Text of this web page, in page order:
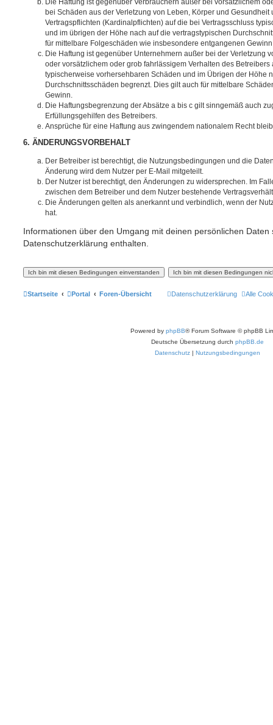
bei Schäden aus der Verletzung von Leben, Körper und
Vertragspflichten (Kardinalpflichten) auf die bei Vertragsschluss
und im übrigen der Höhe nach auf die vertragstypischen
für mittelbare Folgeschäden wie insbesondere entgangenen
Die Haftung ist gegenüber Unternehmern außer bei der Verletzung
oder vorsätzlichem oder grob fahrlässigem Verhalten des Betreibers
typischerweise vorhersehbaren Schäden und im Übrigen der Höhe
Durchschnittsschäden begrenzt. Dies gilt auch für mittelbare
Gewinn.
Die Haftungsbegrenzung der Absätze a bis c gilt sinngemäß auch
Erfüllungsgehilfen des Betreibers.
Ansprüche für eine Haftung aus zwingendem nationalem Recht
6. ÄNDERUNGSVORBEHALT
Der Betreiber ist berechtigt, die Nutzungsbedingungen und die
Änderung wird dem Nutzer per E-Mail mitgeteilt.
Der Nutzer ist berechtigt, den Änderungen zu widersprechen. Im
zwischen dem Betreiber und dem Nutzer bestehende
Die Änderungen gelten als anerkannt und verbindlich, wenn der
hat.
Informationen über den Umgang mit deinen persönlichen Daten
Datenschutzerklärung enthalten.
Startseite Portal Foren-Übersicht Alle
Datenschutzerklärung
Powered by phpBB® Forum Software © phpBB
Deutsche Übersetzung durch phpBB.de
Datenschutz | Nutzungsbedingungen